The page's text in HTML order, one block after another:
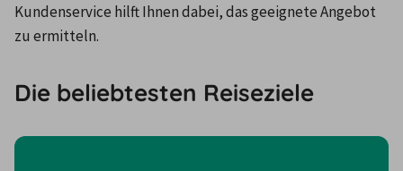
Kundenservice hilft Ihnen dabei, das geeignete Angebot
zu ermitteln.
Die beliebtesten Reiseziele